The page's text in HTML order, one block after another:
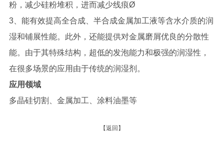
粉，减少硅粉堆积，进而减少线痕Ø
3、能有效提高全合成、半合成金属加工液等含水介质的润
湿和铺展性能。此外，还能提供对金属磨屑优良的分散性
能。由于其特殊结构，超低的发泡能力和极强的润湿性，
在很多场景的应用由于传统的润湿剂。
应用领域
多晶硅切割、金属加工、涂料油墨等
【返回】